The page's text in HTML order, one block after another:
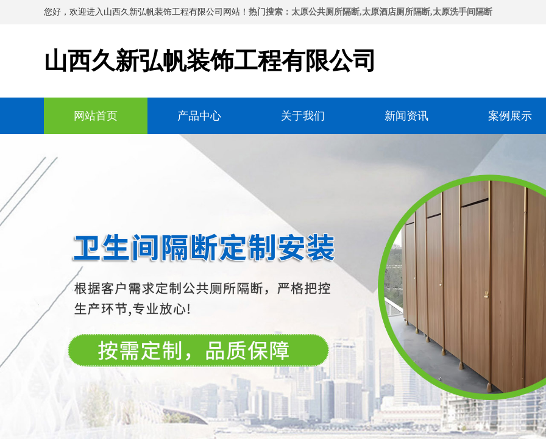
您好，欢迎进入山西久新弘帆装饰工程有限公司网站！ 热门搜索：太原公共厕所隔断,太原酒店厕所隔断,太原洗手间隔断
山西久新弘帆装饰工程有限公司
网站首页 产品中心 关于我们 新闻资讯 案例展示